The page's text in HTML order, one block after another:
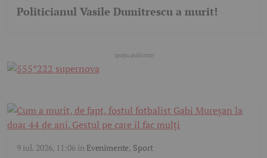
Politicianul Vasile Dumitrescu a murit!
9 iul. 2026, 11:06în Evenimente, Sport